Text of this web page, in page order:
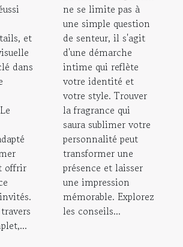
et
dans
offrir
ne se limite pas à
une simple question
de senteur, il s'agit
d'une démarche
intime qui reflète
votre identité et
votre style. Trouver
la fragrance qui
saura sublimer votre
personnalité peut
transformer une
présence et laisser
une impression
mémorable. Explorez
les conseils...